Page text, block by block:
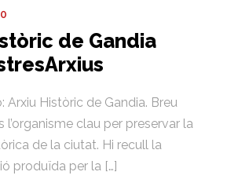
de Gandia
Arxiu Històric de Gandia. Breu
l’organisme clau per preservar la
de la ciutat. Hi recull la
produïda per la […]